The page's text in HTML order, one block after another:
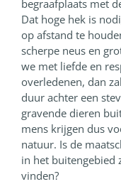
begraafplaats met
Dat hoge hek is
op afstand te
scherpe neus en
we met liefde en
overledenen, dan
duur achter een
gravende dieren
mens krijgen dus
natuur. Is de
in het buitengebied
vinden?